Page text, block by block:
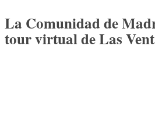
La Comunidad de
tour virtual de Las